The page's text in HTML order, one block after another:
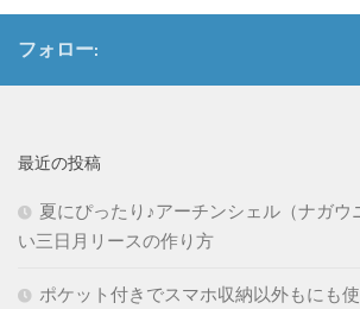
フォロー:
最近の投稿
夏にぴったり♪アーチンシェル（ナガウ
い三日月リースの作り方
ポケット付きでスマホ収納以外もにも